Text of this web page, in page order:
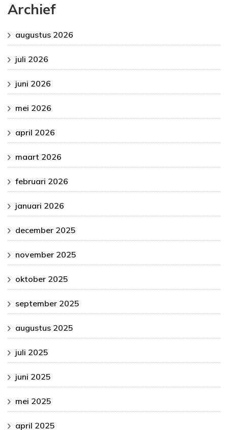
Archief
augustus 2026
juli 2026
juni 2026
mei 2026
april 2026
maart 2026
februari 2026
januari 2026
december 2025
november 2025
oktober 2025
september 2025
augustus 2025
juli 2025
juni 2025
mei 2025
april 2025